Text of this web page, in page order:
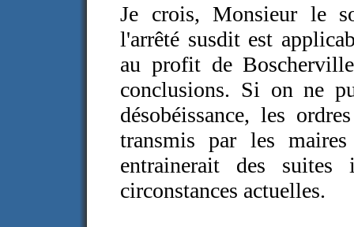
Je crois, Monsieur le
l'arrêté susdit est
au profit de
conclusions. Si on ne
désobéissance, les
transmis par les
entrainerait des suites
circonstances actuelles.